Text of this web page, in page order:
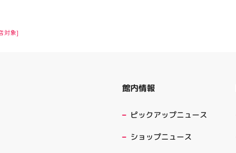
対象]
館内情報
ピックアップニュース
ショップニュース